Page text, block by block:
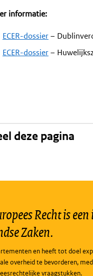
informatie:
ECER-dossier–
ECER-dossier–
deze pagina
Recht is
Zaken.
en heeft tot doel
overheid te bevorderen,
vraagstukken.